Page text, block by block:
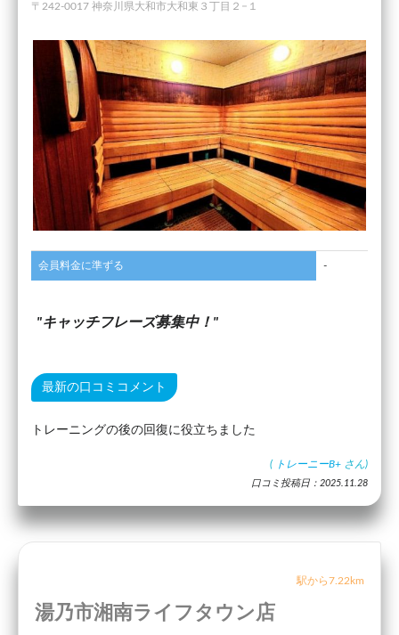
〒242-0017 神奈川県大和市大和東３丁目２−１
会員料金に準ずる -
キャッチフレーズ募集中！
最新の口コミコメント
トレーニングの後の回復に役立ちました
( トレーニーB+ さん)
口コミ投稿日：2025.11.28
駅から7.22km
湯乃市湘南ライフタウン店